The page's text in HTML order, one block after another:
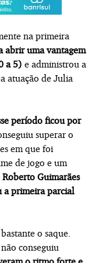
na primeira
abrir uma vantagem
a 5) e administrou a
atuação de Julia
período ficou por
superar o
em que foi
de jogo e um
Guimarães
a primeira parcial
o saque.
conseguiu